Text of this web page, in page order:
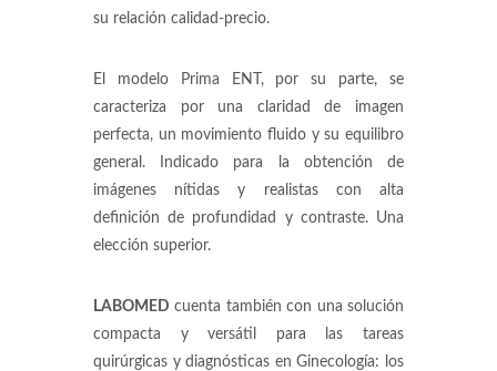
su relación calidad-precio.
El modelo Prima ENT, por su parte, se
caracteriza por una claridad de imagen
perfecta, un movimiento fluido y su equilibro
general. Indicado para la obtención de
imágenes nítidas y realistas con alta
definición de profundidad y contraste. Una
elección superior.
LABOMED cuenta también con una solución
compacta y versátil para las tareas
quirúrgicas y diagnósticas en Ginecología: los